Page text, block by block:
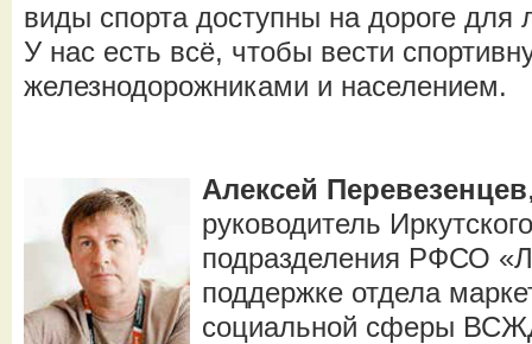
виды спорта доступны на дороге для
У нас есть всё, чтобы вести
железнодорожниками и населением.
Алексей Перевезенцев
руководитель
подразделения РФСО
поддержке отдела
социальной сферы